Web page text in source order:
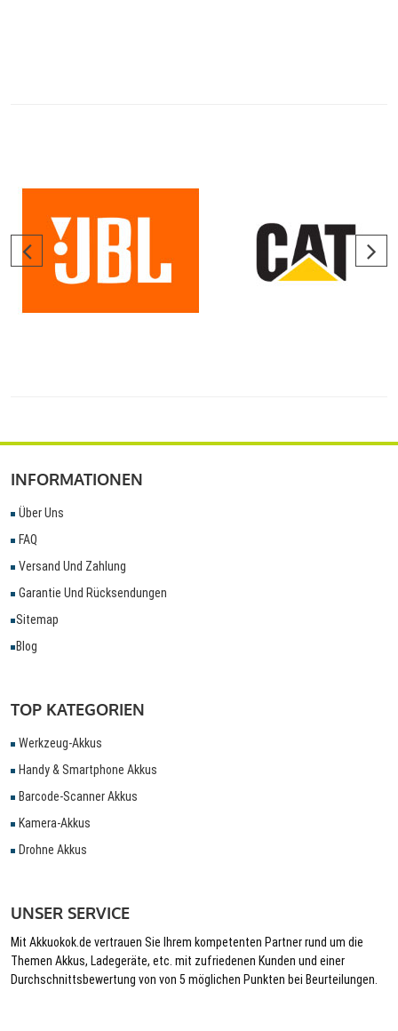
INFORMATIONEN
Über Uns
FAQ
Versand Und Zahlung
Garantie Und Rücksendungen
Sitemap
Blog
TOP KATEGORIEN
Werkzeug-Akkus
Handy & Smartphone Akkus
Barcode-Scanner Akkus
Kamera-Akkus
Drohne Akkus
UNSER SERVICE
Mit Akkuokok.de vertrauen Sie Ihrem kompetenten Partner rund um die
Themen Akkus, Ladegeräte, etc. mit zufriedenen Kunden und einer
Durchschnittsbewertung von von 5 möglichen Punkten bei Beurteilungen.